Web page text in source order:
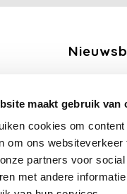
maakt gebruik van
cookies om
om ons
partners voor
met andere
Volg